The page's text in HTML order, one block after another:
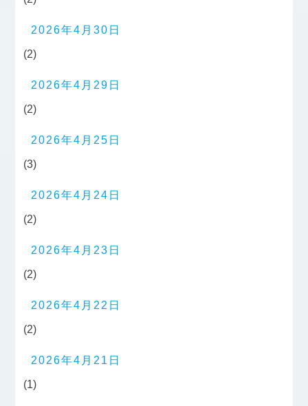
2026年4月30日
(2)
2026年4月29日
(2)
2026年4月25日
(3)
2026年4月24日
(2)
2026年4月23日
(2)
2026年4月22日
(2)
2026年4月21日
(1)